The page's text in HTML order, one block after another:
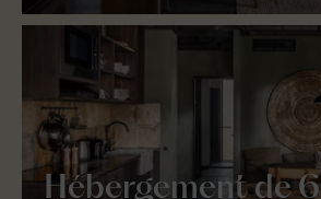
Hébergement de 6